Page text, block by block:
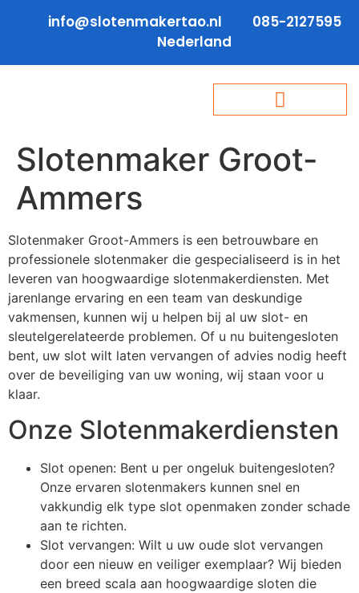
info@slotenmakertao.nl
085-2127595
Nederland
Slotenmaker Groot-
Ammers
Slotenmaker Groot-Ammers is een betrouwbare en
professionele slotenmaker die gespecialiseerd is in het
leveren van hoogwaardige slotenmakerdiensten. Met
jarenlange ervaring en een team van deskundige
vakmensen, kunnen wij u helpen bij al uw slot- en
sleutelgerelateerde problemen. Of u nu buitengesloten
bent, uw slot wilt laten vervangen of advies nodig heeft
over de beveiliging van uw woning, wij staan voor u
klaar.
Onze Slotenmakerdiensten
Slot openen: Bent u per ongeluk buitengesloten?
Onze ervaren slotenmakers kunnen snel en
vakkundig elk type slot openmaken zonder schade
aan te richten.
Slot vervangen: Wilt u uw oude slot vervangen
door een nieuw en veiliger exemplaar? Wij bieden
een breed scala aan hoogwaardige sloten die